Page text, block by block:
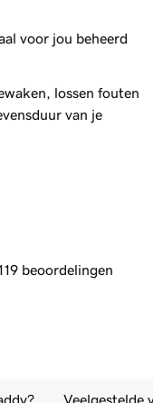
voor jou beheerd
lossen fouten
van je
beoordelingen
Veelgestelde